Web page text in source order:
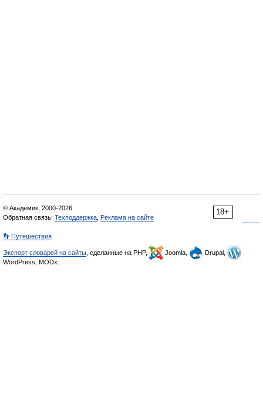
18+
© Академик, 2000-2026
Обратная связь: Техподдержка Реклама на сайте
👣 Путешествия
Экспорт словарей на сайты , сделанные на PHP, Joomla,
Drupal,
WordPress, MODx.